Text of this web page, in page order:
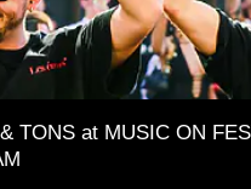
TONS at MUSIC ON